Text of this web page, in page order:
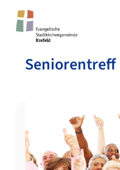
Seniorentreff